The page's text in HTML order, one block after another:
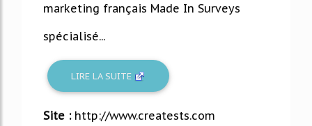
marketing français Made In Surveys
spécialisé...
LIRE LA SUITE
Site : http://www.creatests.com